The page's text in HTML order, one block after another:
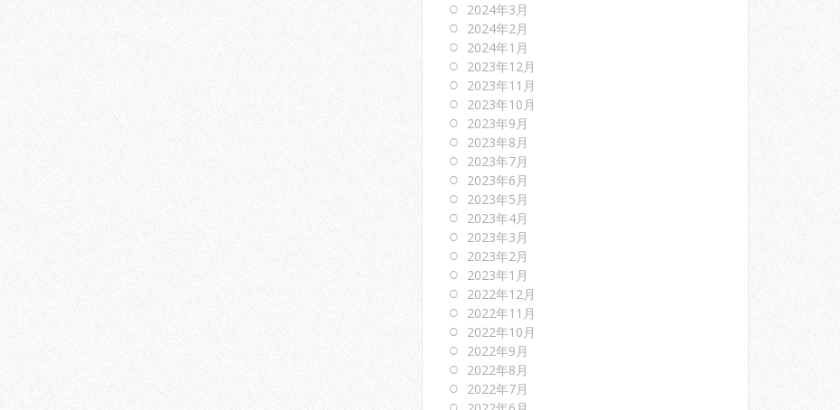
2024年3月
2024年2月
2024年1月
2023年12月
2023年11月
2023年10月
2023年9月
2023年8月
2023年7月
2023年6月
2023年5月
2023年4月
2023年3月
2023年2月
2023年1月
2022年12月
2022年11月
2022年10月
2022年9月
2022年8月
2022年7月